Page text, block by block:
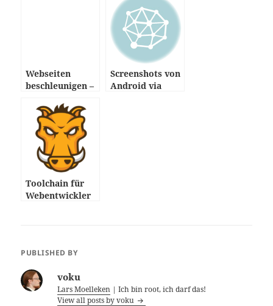
Webseiten
beschleunigen –
Screenshots von
Android via
Toolchain für
Webentwickler
PUBLISHED BY
voku
Lars Moelleken | Ich bin root, ich darf das!
View all posts by voku